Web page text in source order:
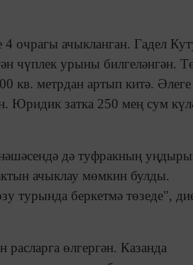
очрагы ачыкланган. Гадел
чүплек урыны билгеләнгән.
кв. метрдан артып китә. Әлеге
Юридик затка 250 мең сум
дә туфракның
ачыклау мөмкин булды.
турында беркетмә төзеде",
өлгергән. Казанда